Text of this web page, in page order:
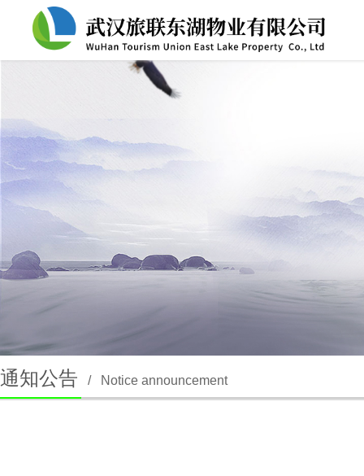
通知公告 / Notice announcement